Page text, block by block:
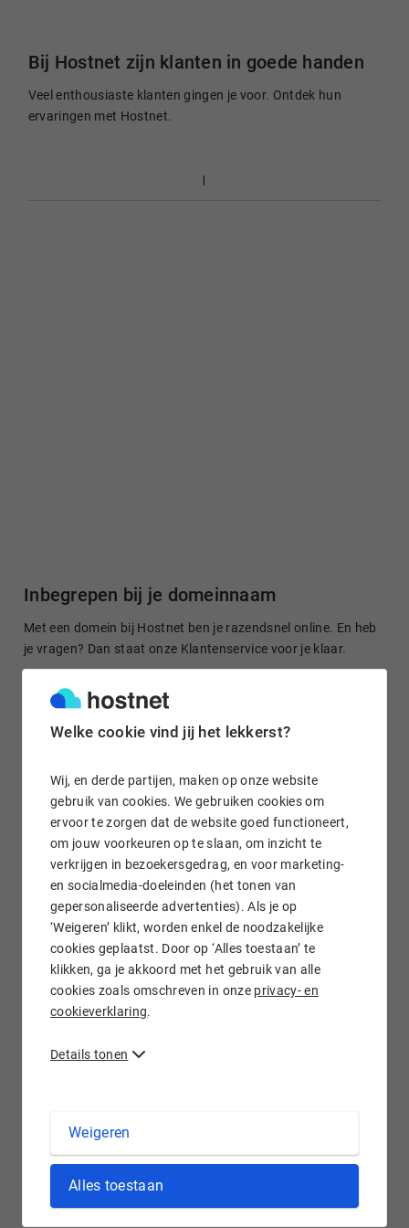
Welke cookie vind jij het lekkerst?
Wij, en derde partijen, maken op onze website
gebruik van cookies. We gebruiken cookies om
ervoor te zorgen dat de website goed functioneert,
om jouw voorkeuren op te slaan, om inzicht te
verkrijgen in bezoekersgedrag, en voor marketing-
en socialmedia-doeleinden (het tonen van
gepersonaliseerde advertenties). Als je op
‘Weigeren’ klikt, worden enkel de noodzakelijke
cookies geplaatst. Door op ‘Alles toestaan’ te
klikken, ga je akkoord met het gebruik van alle
cookies zoals omschreven in onze privacy- en
cookieverklaring.
Details tonen
Weigeren
Alles toestaan
Bij Hostnet zijn klanten in goede handen
Veel enthousiaste klanten gingen je voor. Ontdek hun
ervaringen met Hostnet.
Inbegrepen bij je domeinnaam
Met een domein bij Hostnet ben je razendsnel online. En heb
je vragen? Dan staat onze Klantenservice voor je klaar.
Gratis domein doorsturen
Stuur je domeinnaam kosteloos door naar een site of je
socialmedia-profiel. Het is in enkele klikken geregeld.
Gratis e-mail doorsturen
Wij staan voor je klaar!
.SUPPORT domein registreren bij Hostnet
De extensie .support is uitermate geschikt voor de
klantenservicepagina of -website van jouw bedrijf of
organisatie. Met dit domein geef je duidelijk aan wat het doel